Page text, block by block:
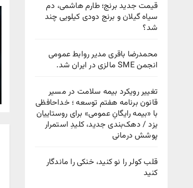
قیمت جدید برنج؛ طارم هاشمی، دم
سیاه گیلان و برنج دودی کیلویی چند
شد؟
محمدرضا باقری مدیر روابط عمومی
انجمن SME مالزی در ایران شد.
تغییر رویکرد بیمه سلامت در مسیر
قانون برنامه هفتم توسعه ؛ خداحافظی
با «بیمه رایگانِ عمومی» برای روستاییان
یزد / دهک‌بندی جدید، کلیدِ استمرار
پوشش درمانی
قلب کولر را نو کنید، خنکی را ماندگار
کنید